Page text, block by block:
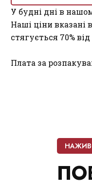
У будні дні в
Наші ціни вказані
стягується 70%
Плата за